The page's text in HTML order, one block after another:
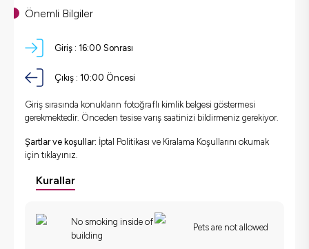
Önemli Bilgiler
Giriş : 16:00 Sonrası
Çıkış : 10:00 Öncesi
Giriş sırasında konukların fotoğraflı kimlik belgesi göstermesi
gerekmektedir. Önceden tesise varış saatinizi bildirmeniz gerekiyor.
Şartlar ve koşullar: İptal Politikası ve Kiralama Koşullarını okumak
için tıklayınız.
Kurallar
No smoking inside of
building
Pets are not allowed